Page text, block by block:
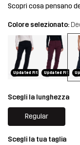
Scopri cosa pensano
Colore selezionato:
Updated Fit Updated Fit
Scegli la lunghezza
Regular
Scegli la tua taglia